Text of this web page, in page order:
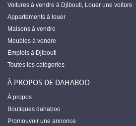
Voitures à vendre à Djibouti, Louer une voiture
Appartements à louer
Maisons à vendre
Meubles à vendre
Emplois à Djibouti
Toutes les catégories
À PROPOS DE DAHABOO
À propos
Boutiques dahaboo
Promouvoir une annonce